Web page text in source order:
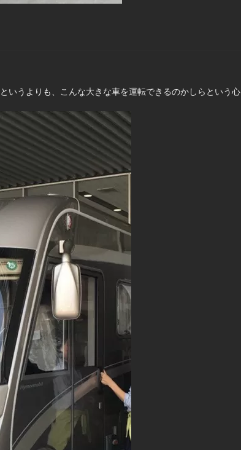
いうよりも、こんな大きな車を運転できるのかしらという心